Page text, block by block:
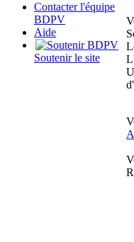
Contacter l'équipe
BDPV
Aide
Soutenir le site